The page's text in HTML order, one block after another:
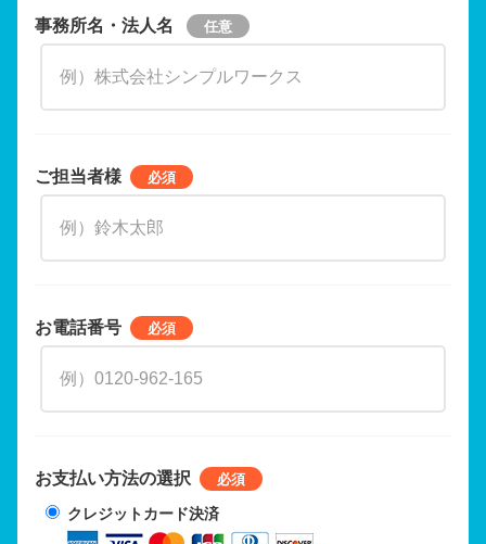
事務所名・法人名
ご担当者様
お電話番号
お支払い方法の選択
クレジットカード決済